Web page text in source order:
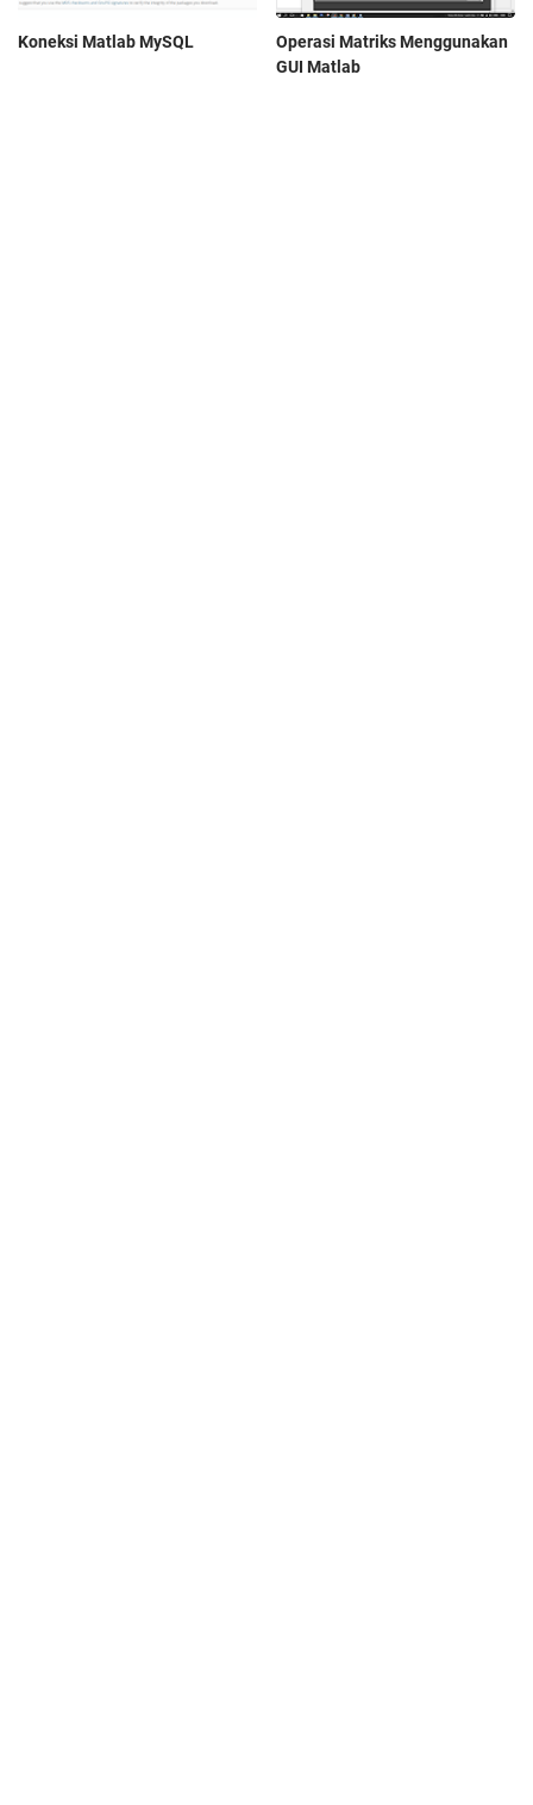
Koneksi Matlab MySQL
Operasi Matriks Menggunakan
GUI Matlab